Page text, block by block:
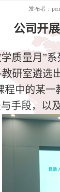
发布者：
公司开
学质量月”
研室遴选
中的某
手段，以